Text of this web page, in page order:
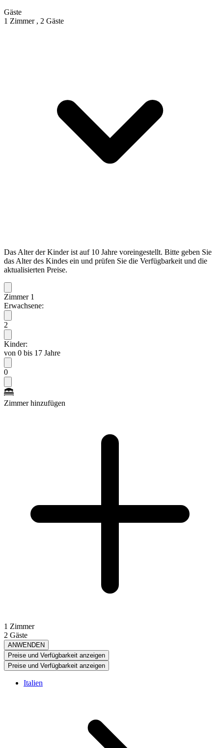
Gäste
1 Zimmer , 2 Gäste
Das Alter der Kinder ist auf 10 Jahre voreingestellt. Bitte geben Sie
das Alter des Kindes ein und prüfen Sie die Verfügbarkeit und die
aktualisierten Preise.
Zimmer 1
Erwachsene:
2
Kinder:
von 0 bis 17 Jahre
0
Zimmer hinzufügen
1 Zimmer
2 Gäste
ANWENDEN
Preise und Verfügbarkeit anzeigen
Preise und Verfügbarkeit anzeigen
Italien